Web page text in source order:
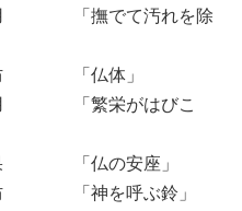
用 「撫でて汚れを除
防 「仏体」
用 「繁栄がはびこ
果 「仏の安座」
「神を呼ぶ鈴」